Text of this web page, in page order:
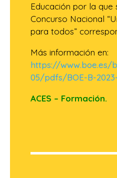
Educación por la que
Concurso Nacional
para todos”
Más información en:
https://
05/pdfs/BOE-B-
ACES – Formación.